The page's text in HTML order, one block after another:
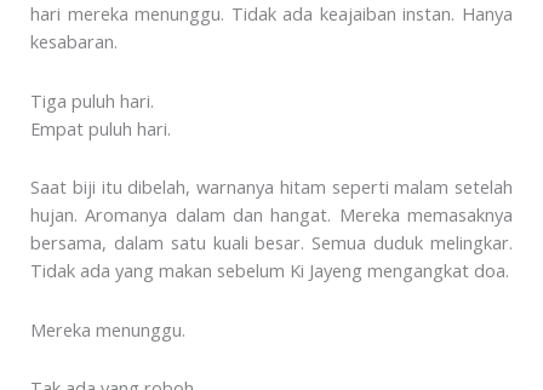
hari mereka menunggu. Tidak ada keajaiban instan. Hanya
kesabaran.
Tiga puluh hari.
Empat puluh hari.
Saat biji itu dibelah, warnanya hitam seperti malam setelah
hujan. Aromanya dalam dan hangat. Mereka memasaknya
bersama, dalam satu kuali besar. Semua duduk melingkar.
Tidak ada yang makan sebelum Ki Jayeng mengangkat doa.
Mereka menunggu.